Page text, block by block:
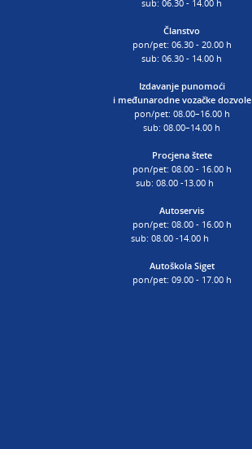
sub: 06.30 - 14.00 h
Članstvo
pon/pet: 06.30 - 20.00 h
sub: 06.30 - 14.00 h
Izdavanje punomoći
imeđunarodne vozačke dozvole
pon/pet: 08.00–16.00 h
sub: 08.00–14.00 h
Procjena štete
pon/pet: 08.00 - 16.00 h
sub: 08.00 -13.00 h
Autoservis
pon/pet: 08.00 - 16.00 h
sub: 08.00 -14.00 h
Autoškola Siget
pon/pet: 09.00 - 17.00 h